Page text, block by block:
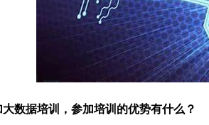
数据培训，参加培训的优势有什么？